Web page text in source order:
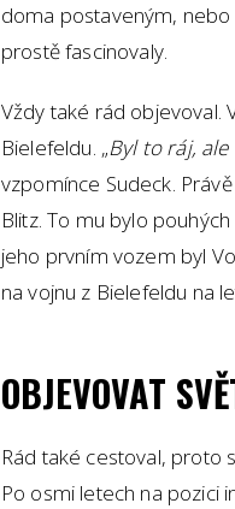
doma postaveným,
prostě fascinovaly.
Vždy také rád objevoval.
Bielefeldu. „Byl to ráj,
vzpomínce Sudeck.
Blitz. To mu bylo
jeho prvním vozem byl
na vojnu z Bielefeldu na
OBJEVOVAT
Rád také cestoval, proto
Po osmi letech na pozici